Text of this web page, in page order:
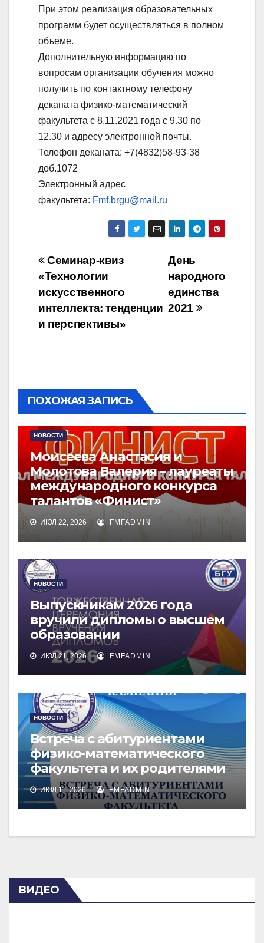
При этом реализация образовательных
программ будет осуществляться в полном
объеме.
Дополнительную информацию по
вопросам организации обучения можно
получить по контактному телефону
деканата физико-математический
факультета с 8.11.2021 года с 9.30 по
12.30 и адресу электронной почты.
Телефон деканата: +7(4832)58-93-38
доб.1072
Электронный адрес
факультета: Fmf.brgu@mail.ru
Навигация
по
записям
День
народного
единства
2021
Семинар-квиз
«Технологии
искусственного
интеллекта: тенденции
и перспективы»
ПОХОЖАЯ ЗАПИСЬ
НОВОСТИ
Моисеева Анастасия и
Молотова Валерия – лауреаты
международного конкурса
талантов «Финист»
ИЮЛ 22, 2026 FMFADMIN
НОВОСТИ
Выпускникам 2026 года
вручили дипломы о высшем
образовании
ИЮЛ 21, 2026 FMFADMIN
НОВОСТИ
Встреча с абитуриентами
физико-математического
факультета и их родителями
ИЮЛ 11, 2026 FMFADMIN
ВИДЕО